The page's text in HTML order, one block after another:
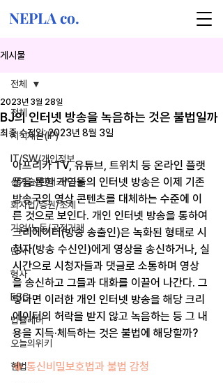
NEPLA co.
게시물
전체
지식재산(IP)
IT/SW/개인정보
신기술/핀테크/금융
회사법/증권/조세
기업/노동/공정거래
민사
형사
ESG
법률레터
오늘의위키
헌법
전체
BJ의 인터넷 방송을 녹음하는 것은 불법일까
2023년 3월 28일
최종 수정일:2023년 8월 3일
아프리카 TV, 유튜브, 트위치 등 온라인 플랫
폼을 통한 개인들의 인터넷 방송은 이제 기존
방송국의 영상 콘텐츠를 대체하는 수준에 이
른 것으로 보인다. 개인 인터넷 방송을 통하여
크리에이터(방송 송출인)은 녹화된 형태로 시
청자(방송 수신인)에게 영상을 송신하거나, 실
시간으로 시청자들과 댓글로 소통하며 영상
을 송신하고 그들과 대화를 이끌어 나간다. 그
렇다면 이러한 개인 인터넷 방송을 해당 크리
에이터의 허락을 받지 않고 녹음하는 등 그 내
용을 지득·체득하는 것은 불법에 해당할까?
◆ 통신비밀보호법과 불법 감청